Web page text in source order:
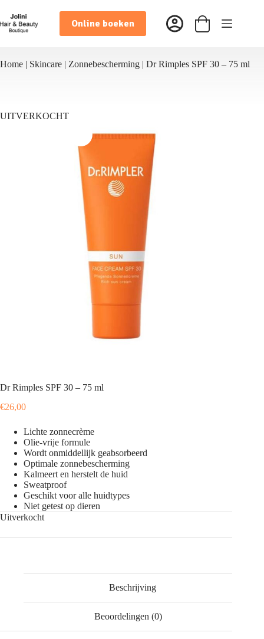
naar
de
inhoud
Online boeken Winkelwagen
Home | Skincare | Zonnebescherming | Dr Rimples SPF 30 – 75 ml
UITVERKOCHT
Dr Rimples SPF 30 – 75 ml
€26,00
Lichte zonnecrème
Olie-vrije formule
Wordt onmiddellijk geabsorbeerd
Optimale zonnebescherming
Kalmeert en herstelt de huid
Sweatproof
Geschikt voor alle huidtypes
Niet getest op dieren
Uitverkocht
Beschrijving
Beoordelingen (0)